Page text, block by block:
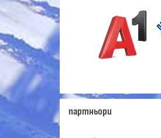
партньори